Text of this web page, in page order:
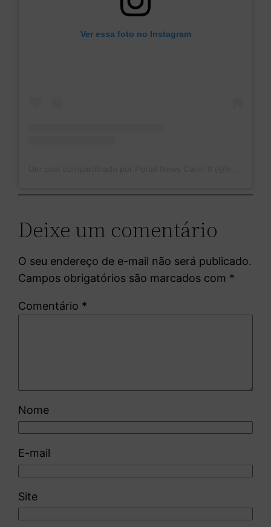
Ver essa foto no Instagram
Deixe um comentário
O seu endereço de e-mail não será publicado.
Campos obrigatórios são marcados com *
Comentário *
Nome
E-mail
Site